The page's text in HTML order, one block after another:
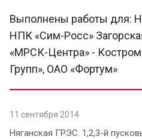
Выполнены работы для:
НПК «Сим-Росс»
«МРСК-Центра» -
Групп», ОАО «Фортум»
11 сентября 2014
Няганская ГРЭС. 1,2,3-й